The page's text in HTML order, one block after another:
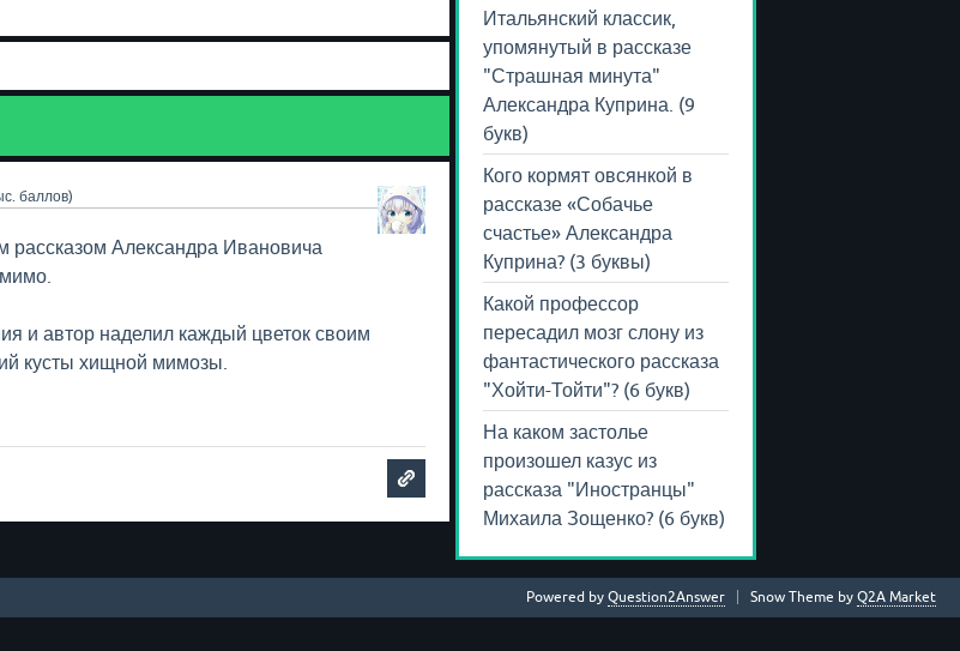
баллов)
рассказом Александра Ивановича
и автор наделил каждый цветок своим
кусты хищной мимозы.
Итальянский классик,
упомянутый в рассказе
"Страшная минута"
Александра Куприна. (9
букв)
Кого кормят овсянкой в
рассказе «Собачье
счастье» Александра
Куприна? (3 буквы)
Какой профессор
пересадил мозг слону из
фантастического рассказа
"Хойти-Тойти"? (6 букв)
На каком застолье
произошел казус из
рассказа "Иностранцы"
Михаила Зощенко? (6 букв)
Snow Theme by Q2A Market
Powered by Question2Answer